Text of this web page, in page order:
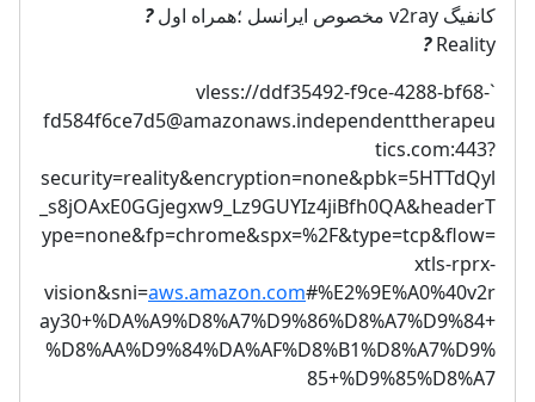
کانفیگ v2ray مخصوص ایرانسل ؛همراه اول
?
Reality
?
`vless://ddf35492-f9ce-4288-bf68-
fd584f6ce7d5@amazonaws.independenttherapeu
tics.com:443?
security=reality&encryption=none&pbk=5HTTdQyl
_s8jOAxE0GGjegxw9_Lz9GUYIz4jiBfh0QA&headerT
ype=none&fp=chrome&spx=%2F&type=tcp&flow=
xtls-rprx-
vision&sni=aws.amazon.com#%E2%9E%A0%40v2r
ay30+%DA%A9%D8%A7%D9%86%D8%A7%D9%84+
%D8%AA%D9%84%DA%AF%D8%B1%D8%A7%D9%
85+%D9%85%D8%A7